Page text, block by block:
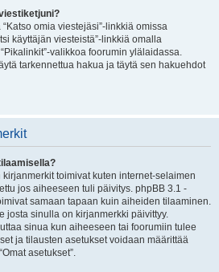
omia viestejäsi”-linkkiä omissa
käyttäjän viesteistä”-linkkiä omalla
valikkoa foorumin ylälaidassa.
tarkennettua hakua ja täytä sen hakuehdot
toimivat kuten internet-selaimen
jos aiheeseen tuli päivitys. phpBB 3.1 -
samaan tapaan kuin aiheiden tilaaminen.
josta sinulla on kirjanmerkki päivittyy.
sinua kun aiheeseen tai foorumiin tulee
ja tilausten asetukset voidaan määrittää
asetukset”.